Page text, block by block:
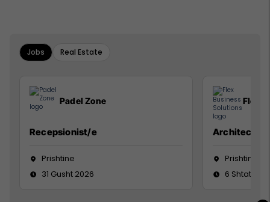
Jobs Real Estate
Padel Zone
Recepsionist/e
Prishtine
31 Gusht 2026
Flex
Architect
Prishtinë
6 Shtator